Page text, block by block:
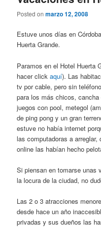
Posted onmarzo 12, 2008
Estuve unos días en
Huerta Grande.
Paramos en el Hotel Huerta
hacer clickaquí). Las
tv por cable, pero sin
para los más chicos,
juegos con pool, metegol
de ping pong y un gran
estuve no había internet
las computadoras a
online las habían hecho
Si piensan en tomarse unas
la locura de la ciudad, no
Las 2 o 3 atracciones
desde hace un año
privadas y sus dueños las